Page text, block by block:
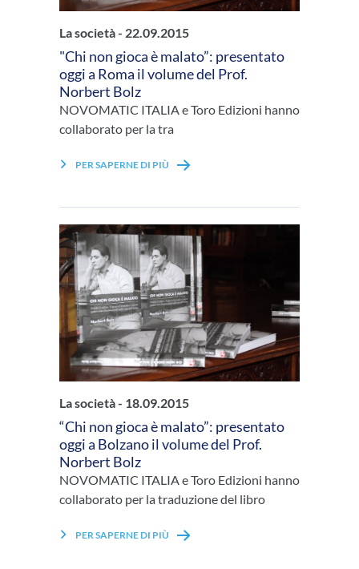
La società - 22.09.2015
"Chi non gioca è malato”: presentato
oggi a Roma il volume del Prof.
Norbert Bolz
NOVOMATIC ITALIA e Toro Edizioni hanno
collaborato per la tra
PER SAPERNE DI PIÙ
La società - 18.09.2015
“Chi non gioca è malato”: presentato
oggi a Bolzano il volume del Prof.
Norbert Bolz
NOVOMATIC ITALIA e Toro Edizioni hanno
collaborato per la traduzione del libro
PER SAPERNE DI PIÙ